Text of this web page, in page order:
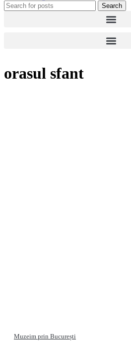
Search
orasul sfant
Muzeim prin București